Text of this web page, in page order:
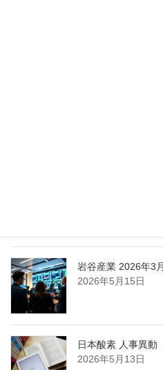
岩谷産業 2026年3
2026年5月15日
日本酸素 人事異動
2026年5月13日